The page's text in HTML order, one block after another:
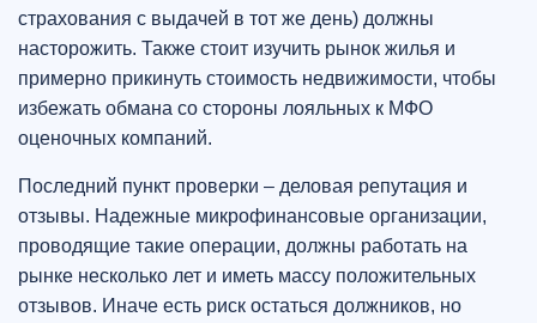
страхования с выдачей в тот же день) должны
насторожить. Также стоит изучить рынок жилья и
примерно прикинуть стоимость недвижимости, чтобы
избежать обмана со стороны лояльных к МФО
оценочных компаний.
Последний пункт проверки – деловая репутация и
отзывы. Надежные микрофинансовые организации,
проводящие такие операции, должны работать на
рынке несколько лет и иметь массу положительных
отзывов. Иначе есть риск остаться должников, но